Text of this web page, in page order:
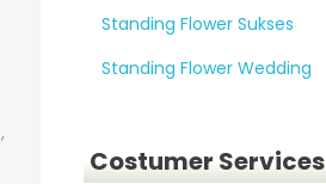
,
Standing Flower Sukses
Standing Flower Wedding
Costumer Services